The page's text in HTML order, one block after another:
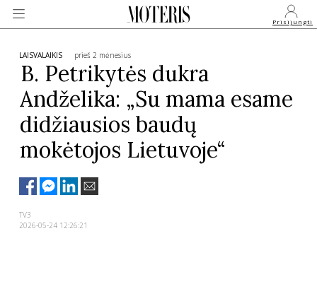
Prisijungti
VEIDAI
MONARCHIJA
MADA
GROŽIS
LAISVALAIKIS prieš 2 mėnesius
B. Petrikytės dukra
Andželika: „Su mama esame
didžiausios baudų
mokėtojos Lietuvoje“
TV3
2026-05-24 12:26:21